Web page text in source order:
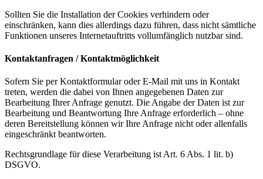
Sollten Sie die Installation der Cookies verhindern oder
einschränken, kann dies allerdings dazu führen, dass nicht sämtliche
Funktionen unseres Internetauftritts vollumfänglich nutzbar sind.
Kontaktanfragen / Kontaktmöglichkeit
Sofern Sie per Kontaktformular oder E-Mail mit uns in Kontakt
treten, werden die dabei von Ihnen angegebenen Daten zur
Bearbeitung Ihrer Anfrage genutzt. Die Angabe der Daten ist zur
Bearbeitung und Beantwortung Ihre Anfrage erforderlich – ohne
deren Bereitstellung können wir Ihre Anfrage nicht oder allenfalls
eingeschränkt beantworten.
Rechtsgrundlage für diese Verarbeitung ist Art. 6 Abs. 1 lit. b)
DSGVO.